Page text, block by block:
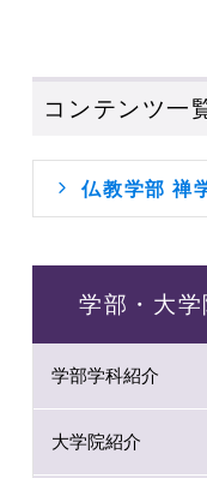
コンテンツ一
仏教学部 禅
学部・大学
学部学科紹介
大学院紹介